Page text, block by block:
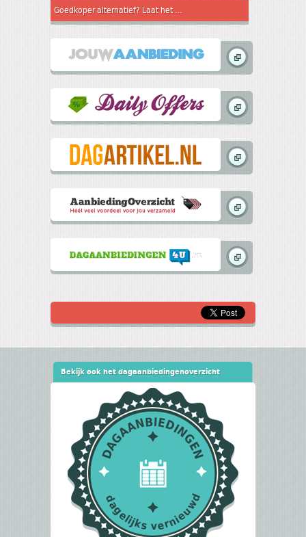
Goedkoper alternatief? Laat het weten aan andere koopjesjagers! In samenwerking met:
Bekijk ook het dagaanbiedingenoverzicht